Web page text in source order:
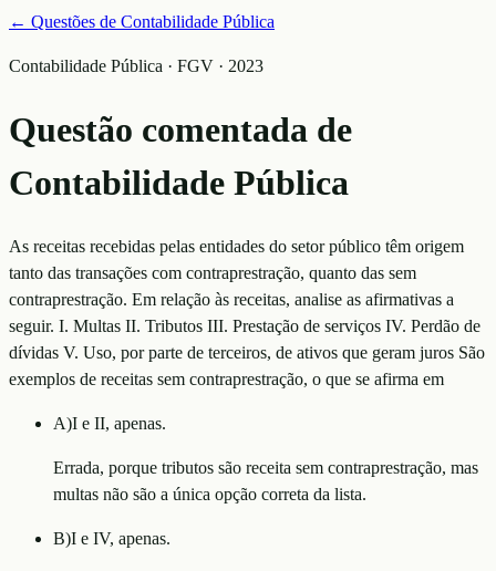
← Questões de Contabilidade Pública
Contabilidade Pública · FGV · 2023
Questão comentada de
Contabilidade Pública
As receitas recebidas pelas entidades do setor público têm origem
tanto das transações com contraprestração, quanto das sem
contraprestração. Em relação às receitas, analise as afirmativas a
seguir. I. Multas II. Tributos III. Prestação de serviços IV. Perdão de
dívidas V. Uso, por parte de terceiros, de ativos que geram juros São
exemplos de receitas sem contraprestração, o que se afirma em
A)I e II, apenas.
Errada, porque tributos são receita sem contraprestração, mas
multas não são a única opção correta da lista.
B)I e IV, apenas.